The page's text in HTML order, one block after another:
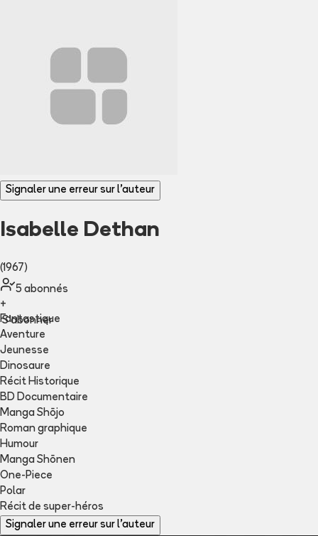
Signaler une erreur sur l'auteur
Isabelle Dethan
(1967)
5 abonnés
+
S'abonner
Fantastique
Aventure
Jeunesse
Dinosaure
Récit Historique
BD Documentaire
Manga Shōjo
Roman graphique
Humour
Manga Shōnen
One-Piece
Polar
Récit de super-héros
Signaler une erreur sur l'auteur